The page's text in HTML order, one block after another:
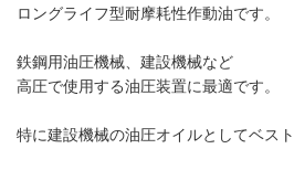
ロングライフ型耐摩耗性作動油です。
鉄鋼用油圧機械、建設機械など
高圧で使用する油圧装置に最適です。
特に建設機械の油圧オイルとしてベスト